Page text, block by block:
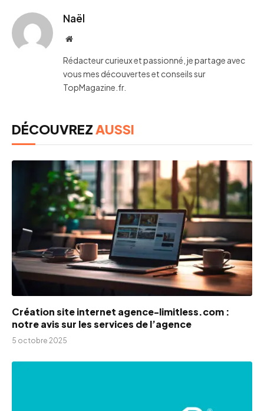
Naël
Website
Rédacteur curieux et passionné, je partage avec
vous mes découvertes et conseils sur
TopMagazine.fr.
DÉCOUVREZAUSSI
Création site internet agence-limitless.com :
notre avis sur les services de l’agence
5 octobre 2025